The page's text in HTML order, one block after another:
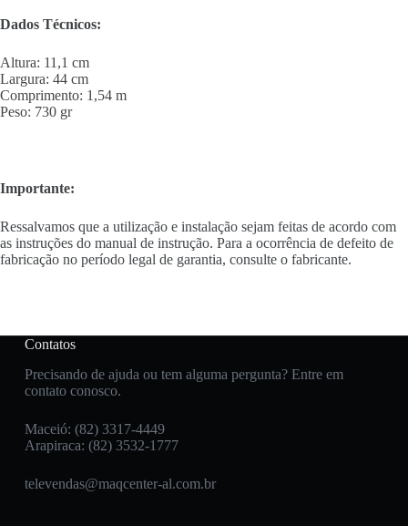
Dados Técnicos:
Altura: 11,1 cm
Largura: 44 cm
Comprimento: 1,54 m
Peso: 730 gr
Importante:
Ressalvamos que a utilização e instalação sejam feitas de acordo com
as instruções do manual de instrução. Para a ocorrência de defeito de
fabricação no período legal de garantia, consulte o fabricante.
Contatos
Precisando de ajuda ou tem alguma pergunta? Entre em
contato conosco.
Maceió: (82) 3317-4449
Arapiraca: (82) 3532-1777
televendas@maqcenter-al.com.br